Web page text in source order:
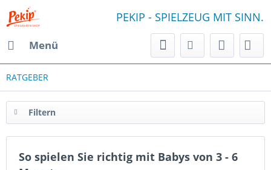
Menü
PEKIP - SPIELZEUG MIT SINN.
RATGEBER
Filtern
So spielen Sie richtig mit Babys von 3 - 6